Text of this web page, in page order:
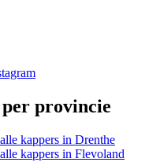
provincie
kappers in Drenthe
kappers in Flevoland